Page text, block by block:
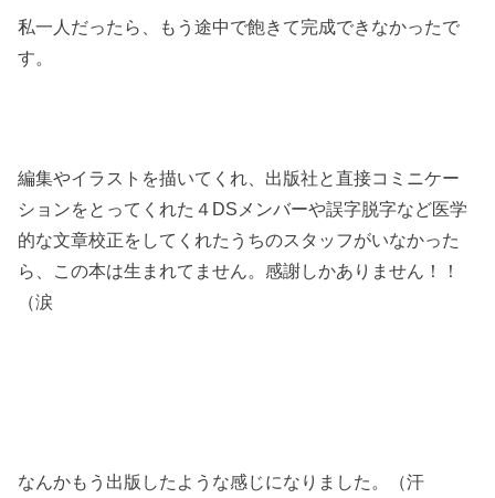
私一人だったら、もう途中で飽きて完成できなかったで
す。
編集やイラストを描いてくれ、出版社と直接コミニケー
ションをとってくれた４DSメンバーや誤字脱字など医学
的な文章校正をしてくれたうちのスタッフがいなかった
ら、この本は生まれてません。感謝しかありません！！
（涙
なんかもう出版したような感じになりました。（汗